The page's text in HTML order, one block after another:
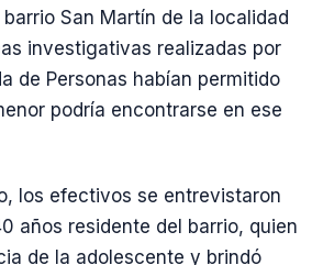
San Martín de la localidad
investigativas realizadas por
de Personas habían permitido
podría encontrarse en ese
los efectivos se entrevistaron
años residente del barrio, quien
de la adolescente y brindó